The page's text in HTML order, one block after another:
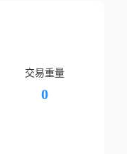
交易重量
0